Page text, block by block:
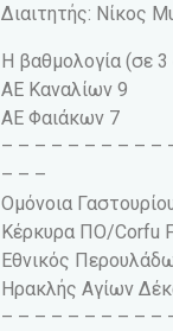
Διαιτητής: Νίκος
Η βαθμολογία (σε 3
ΑΕ Καναλίων 9
ΑΕ Φαιάκων 7
– – – – – – – – – –
– – –
Ομόνοια
Κέρκυρα ΠΟ/Corfu
Εθνικός
Ηρακλής Αγίων
– – – – – – – – – –